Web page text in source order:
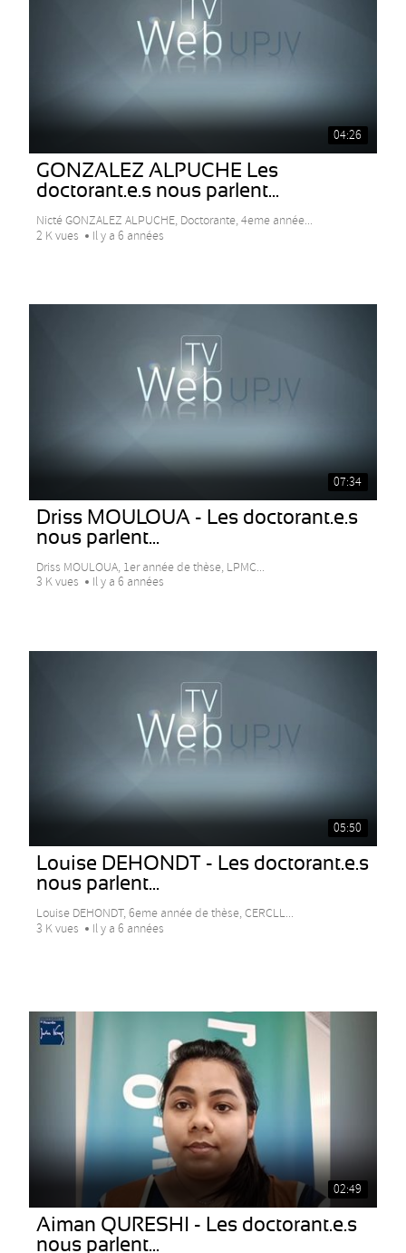
04:26
GONZALEZ ALPUCHE Les
doctorant.e.s nous parlent...
Nicté GONZALEZ ALPUCHE, Doctorante, 4eme année...
2 K vues
Il y a 6 années
07:34
Driss MOULOUA - Les doctorant.e.s
nous parlent...
Driss MOULOUA, 1er année de thèse, LPMC...
3 K vues
Il y a 6 années
05:50
Louise DEHONDT - Les doctorant.e.s
nous parlent...
Louise DEHONDT, 6eme année de thèse, CERCLL...
3 K vues
Il y a 6 années
02:49
Aiman QURESHI - Les doctorant.e.s
nous parlent...